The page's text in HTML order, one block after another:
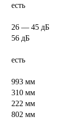
есть
26 — 45 дБ
56 дБ
есть
993 мм
310 мм
222 мм
802 мм